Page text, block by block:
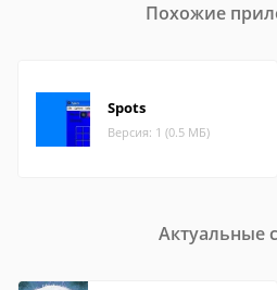
Похожие
Spots
Версия: 1 (0.5 МБ)
Актуальные